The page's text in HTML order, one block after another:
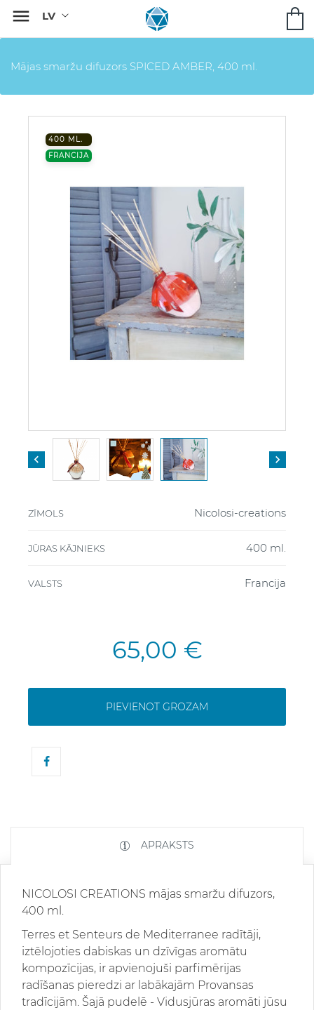

Mājas smaržu difuzors SPICED AMBER, 400 ml.
400 ML.
FRANCIJA
 
ZĪMOLS Nicolosi-creations
JŪRAS KĀJNIEKS 400 ml.
VALSTS Francija
65,00 €
PIEVIENOT GROZAM
APRAKSTS
NICOLOSI CREATIONS mājas smaržu difuzors,
400 ml.
Terres et Senteurs de Mediterranee radītāji,
iztēlojoties dabiskas un dzīvīgas aromātu
kompozīcijas, ir apvienojuši parfimērijas
radīšanas pieredzi ar labākajām Provansas
tradīcijām. Šajā pudelē - Vidusjūras aromāti jūsu